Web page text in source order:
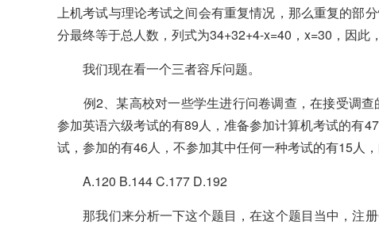
上机考试与理论考试之间会有重复情况，那么重复的部
分最终等于总人数，列式为34+32+4-x=40，x=30，因此
我们现在看一个三者容斥问题。
例2、某高校对一些学生进行问卷调查，在接受调查
参加英语六级考试的有89人，准备参加计算机考试的有
试，参加的有46人，不参加其中任何一种考试的有15人
A.120 B.144 C.177 D.192
那我们来分析一下这个题目，在这个题目当中，注